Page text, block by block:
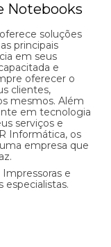
Notebooks
soluções
principais
em seus
e
oferecer o
clientes,
mesmos. Além
em tecnologia
serviços e
Informática, os
empresa que
e
especialistas.